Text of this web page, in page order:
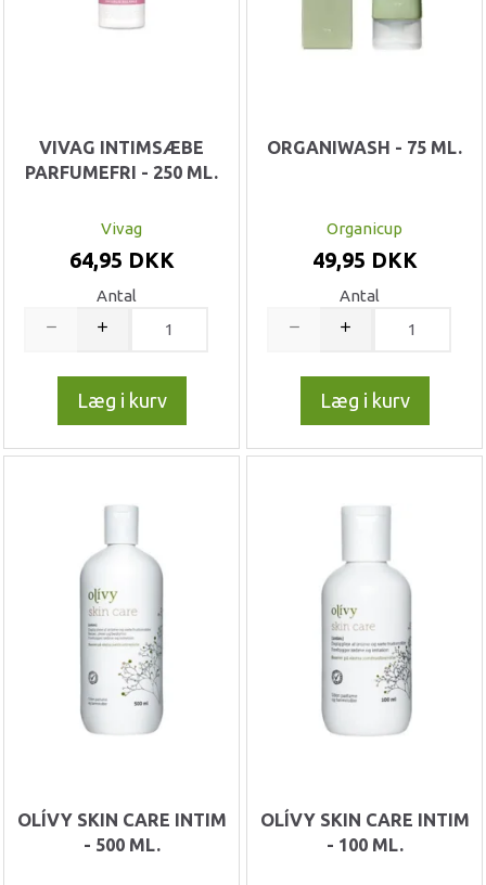
VIVAG INTIMSÆBE
PARFUMEFRI - 250 ML.
Vivag
64,95 DKK
Antal
Læg i kurv
ORGANIWASH - 75 ML.
Organicup
49,95 DKK
Antal
Læg i kurv
OLÍVY SKIN CARE INTIM
- 500 ML.
OLÍVY SKIN CARE INTIM
- 100 ML.